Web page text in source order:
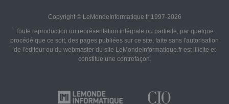
Copyright © LeMondeInformatique.fr 1997-2026
Toute reproduction ou représentation intégrale ou partielle, par quelque
procédé que ce soit, des pages publiées sur ce site, faite sans l'autorisation
de l'éditeur ou du webmaster du site LeMondeInformatique.fr est illicite et
constitue une contrefaçon.